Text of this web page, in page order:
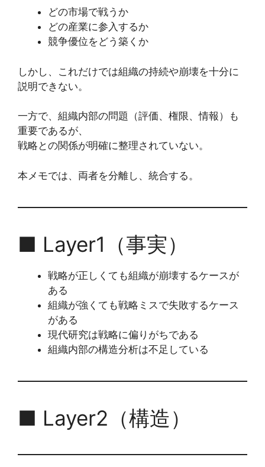
どの市場で戦うか
どの産業に参入するか
競争優位をどう築くか
しかし、これだけでは組織の持続や崩壊を十分に
説明できない。
一方で、組織内部の問題（評価、権限、情報）も
重要であるが、
戦略との関係が明確に整理されていない。
本メモでは、両者を分離し、統合する。
■ Layer1（事実）
戦略が正しくても組織が崩壊するケースが
ある
組織が強くても戦略ミスで失敗するケース
がある
現代研究は戦略に偏りがちである
組織内部の構造分析は不足している
■ Layer2（構造）